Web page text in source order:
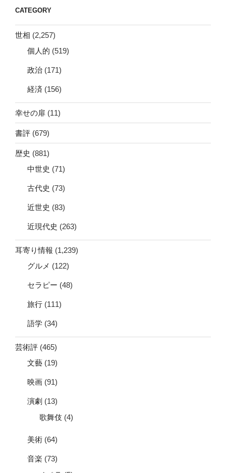
CATEGORY
世相 (2,257)
個人的 (519)
政治 (171)
経済 (156)
幸せの扉 (11)
書評 (679)
歴史 (881)
中世史 (71)
古代史 (73)
近世史 (83)
近現代史 (263)
耳寄り情報 (1,239)
グルメ (122)
セラピー (48)
旅行 (111)
語学 (34)
芸術評 (465)
文藝 (19)
映画 (91)
演劇 (13)
歌舞伎 (4)
美術 (64)
音楽 (73)